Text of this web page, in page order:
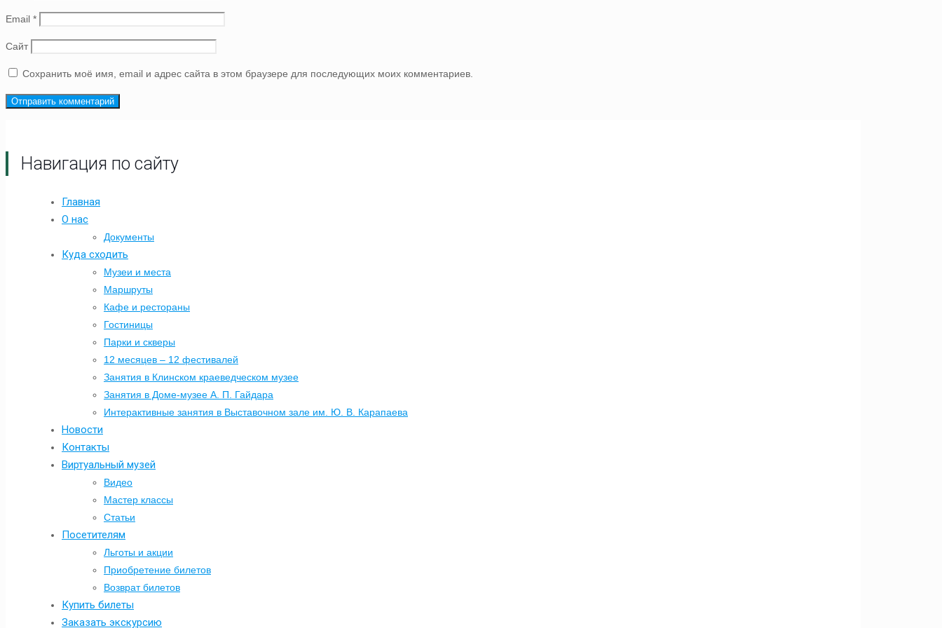
Email *
Сайт
Сохранить моё имя, email и адрес сайта в этом браузере для последующих моих комментариев.
Навигация по сайту
Главная
О нас
Документы
Куда сходить
Музеи и места
Маршруты
Кафе и рестораны
Гостиницы
Парки и скверы
12 месяцев – 12 фестивалей
Занятия в Клинском краеведческом музее
Занятия в Доме-музее А. П. Гайдара
Интерактивные занятия в Выставочном зале им. Ю. В. Карапаева
Новости
Контакты
Виртуальный музей
Видео
Мастер классы
Статьи
Посетителям
Льготы и акции
Приобретение билетов
Возврат билетов
Купить билеты
Заказать экскурсию